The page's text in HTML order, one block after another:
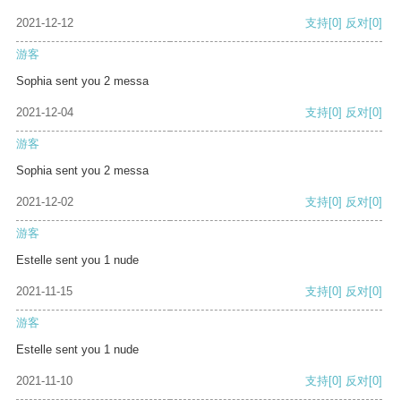
2021-12-12 支持[0] 反对[0]
游客
Sophia sent you 2 messa
2021-12-04 支持[0] 反对[0]
游客
Sophia sent you 2 messa
2021-12-02 支持[0] 反对[0]
游客
Estelle sent you 1 nude
2021-11-15 支持[0] 反对[0]
游客
Estelle sent you 1 nude
2021-11-10 支持[0] 反对[0]